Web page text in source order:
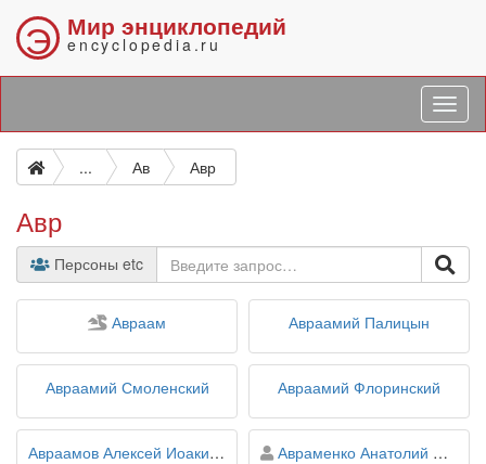
Э Мир энциклопедий
encyclopedia.ru
... Ав Авр
Авр
Персоны etc
персонаж
Авраам Авраамий Палицын
Авраамий Смоленский Авраамий Флоринский
Авраамов Алексей Иоакимович персона
Авраменко Анатолий Михайлович